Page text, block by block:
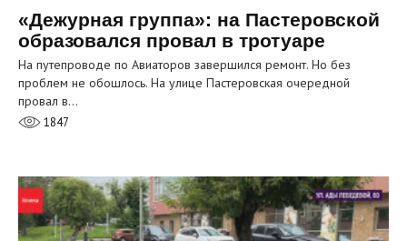
«Дежурная группа»: на Пастеровской
образовался провал в тротуаре
На путепроводе по Авиаторов завершился ремонт. Но без
проблем не обошлось. На улице Пастеровская очередной
провал в…
1847